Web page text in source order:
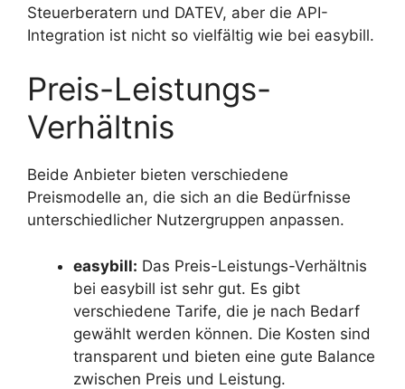
Steuerberatern und DATEV, aber die API-
Integration ist nicht so vielfältig wie bei easybill.
Preis-Leistungs-
Verhältnis
Beide Anbieter bieten verschiedene
Preismodelle an, die sich an die Bedürfnisse
unterschiedlicher Nutzergruppen anpassen.
easybill: Das Preis-Leistungs-Verhältnis
bei easybill ist sehr gut. Es gibt
verschiedene Tarife, die je nach Bedarf
gewählt werden können. Die Kosten sind
transparent und bieten eine gute Balance
zwischen Preis und Leistung.